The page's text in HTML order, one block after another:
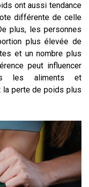
ont aussi tendance
différente de celle
plus, les personnes
plus élevée de
et un nombre plus
peut influencer
les aliments et
la perte de poids plus